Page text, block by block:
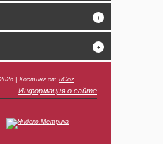
+
+
Хостинг от uCoz
Информация о сайте